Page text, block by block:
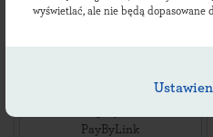
wyświetlać, ale nie będą dopasowane
24/7 Przy parkingu
PayByLink